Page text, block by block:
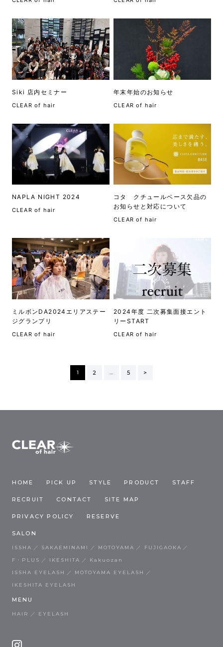
Siki 店内セミナー
CLEAR of hair
年末年始のお知らせ
CLEAR of hair
NAPLA NIGHT 2024
CLEAR of hair
コタ クチュールベース欠品の
お知らせと対応について
CLEAR of hair
ミルボンDA2024エリアステー
ジグランプリ
CLEAR of hair
2024年度 二次募集面接エント
リーSTART
CLEAR of hair
1 2 … 5 >
HOME PICK UP STYLE PRODUCT STAFF
RECRUIT CONTACT SITE MAP
PRIVACY POLICY RESERVE
SALON
ISSHA SAKAEMINAMI MOTOYAMA
FUJIGAOKA
F・PLUS
IKESHITA
Kakuozan
ISSHA EYELASH
MOTOYAMA EYELASH
IKESHITA EYELASH
MENU
HAIR EYELASH